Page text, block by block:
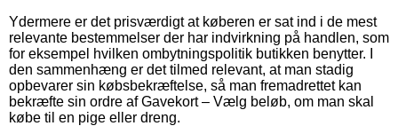
Ydermere er det prisværdigt at køberen er sat ind i de mest
relevante bestemmelser der har indvirkning på handlen, som
for eksempel hvilken ombytningspolitik butikken benytter. I
den sammenhæng er det tilmed relevant, at man stadig
opbevarer sin købsbekræftelse, så man fremadrettet kan
bekræfte sin ordre af Gavekort – Vælg beløb, om man skal
købe til en pige eller dreng.